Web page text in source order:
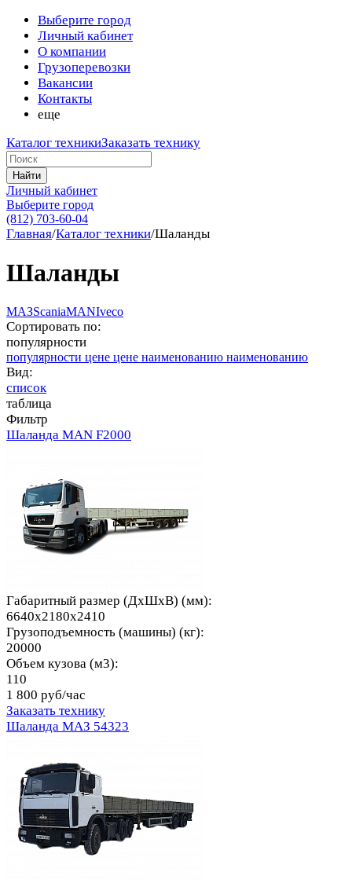
Выберите город
Личный кабинет
О компании
Грузоперевозки
Вакансии
Контакты
еще
Каталог техникиЗаказать технику
Найти
Личный кабинет
Выберите город
(812) 703-60-04
Главная/Каталог техники/Шаланды
Шаланды
МАЗScaniaMANIveco
Сортировать по:
популярности
популярности цене цене наименованию наименованию
Вид:
список
таблица
Фильтр
Шаланда MAN F2000
Габаритный размер (ДхШхВ) (мм):
6640x2180x2410
Грузоподъемность (машины) (кг):
20000
Объем кузова (м3):
110
1 800 руб/час
Заказать технику
Шаланда МАЗ 54323